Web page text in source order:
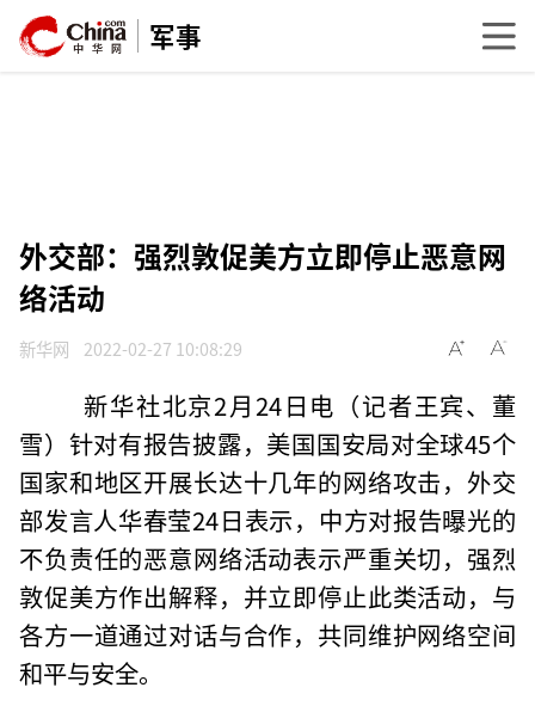
军事
外交部：强烈敦促美方立即停止恶意网
络活动
新华网 2022-02-27 10:08:29
新华社北京2月24日电（记者王宾、董
雪）针对有报告披露，美国国安局对全球45个
国家和地区开展长达十几年的网络攻击，外交
部发言人华春莹24日表示，中方对报告曝光的
不负责任的恶意网络活动表示严重关切，强烈
敦促美方作出解释，并立即停止此类活动，与
各方一道通过对话与合作，共同维护网络空间
和平与安全。